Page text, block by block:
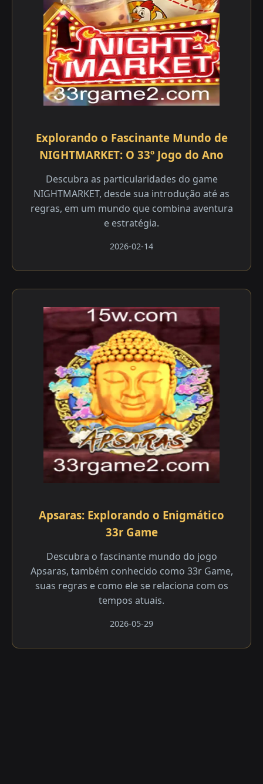
Explorando o Fascinante Mundo de
NIGHTMARKET: O 33º Jogo do Ano
Descubra as particularidades do game
NIGHTMARKET, desde sua introdução até as
regras, em um mundo que combina aventura
e estratégia.
2026-02-14
Apsaras: Explorando o Enigmático
33r Game
Descubra o fascinante mundo do jogo
Apsaras, também conhecido como 33r Game,
suas regras e como ele se relaciona com os
tempos atuais.
2026-05-29